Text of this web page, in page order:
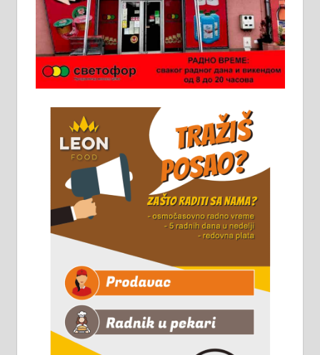
Ало таксију потребан возач са Б
категоријом. 064/02-85-511
Потребна два радника за рад на
стоваришту „Липа промет” у
информација доћи лично на
стовариште у улици Максима
Горког 26 сваког радног дана од
8 до 15 часова. 063/465-045
Чистим све врсте димњака.
061/32-13-445